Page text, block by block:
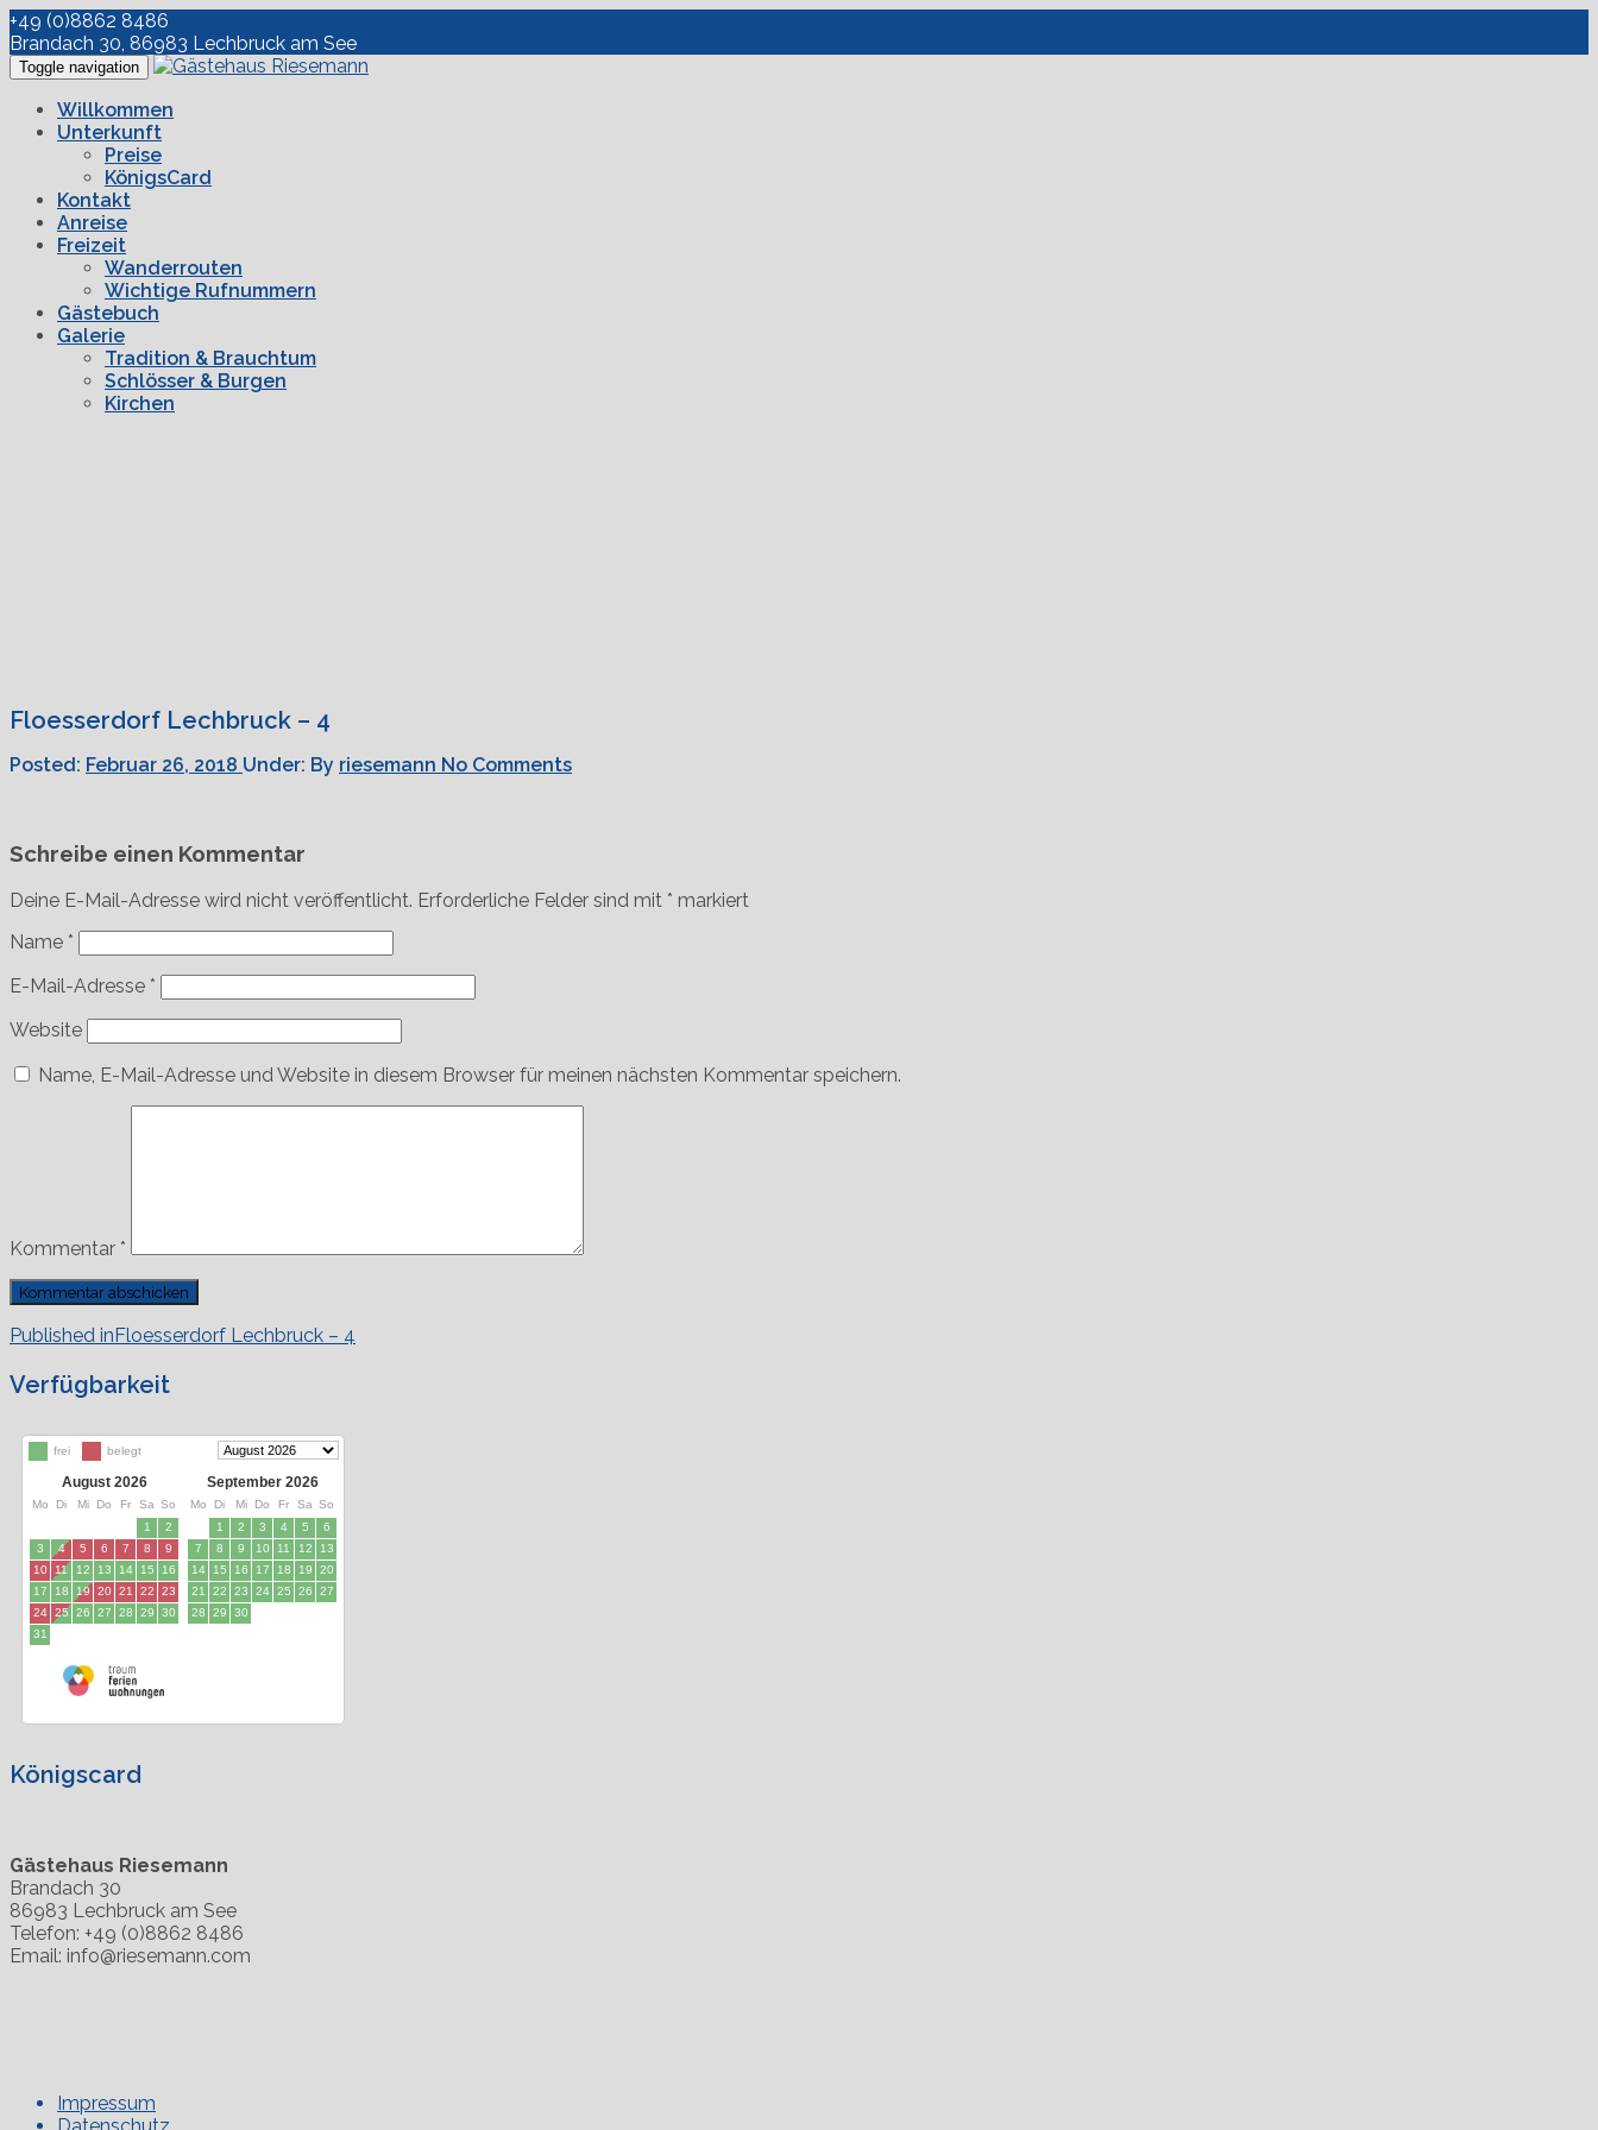
+49 (0)8862 8486
Brandach 30, 86983 Lechbruck am See
Toggle navigation
Willkommen
Unterkunft
Preise
KönigsCard
Kontakt
Anreise
Freizeit
Wanderrouten
Wichtige Rufnummern
Gästebuch
Galerie
Tradition & Brauchtum
Schlösser & Burgen
Kirchen
Floesserdorf Lechbruck – 4
Posted: Februar 26, 2018 Under: By riesemann No Comments
Schreibe einen Kommentar
Deine E-Mail-Adresse wird nicht veröffentlicht. Erforderliche Felder sind mit * markiert
Name *
E-Mail-Adresse *
Website
Name, E-Mail-Adresse und Website in diesem Browser für meinen nächsten Kommentar speichern.
Kommentar *
Beitragsnavigation
Published inFloesserdorf Lechbruck – 4
Verfügbarkeit
Königscard
Gästehaus Riesemann
Brandach 30
86983 Lechbruck am See
Telefon: +49 (0)8862 8486
Email: info@riesemann.com
Impressum